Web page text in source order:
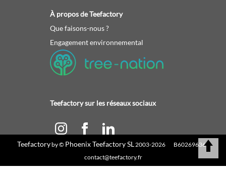
Calculez votre devis
À propos de Teefactory
Que faisons-nous ?
Engagement environnemental
Teefactory sur les réseaux sociaux
Teefactoryby © Phoenix Teefactory SL2003-2026 B60269636 |
contact@teefactory.fr